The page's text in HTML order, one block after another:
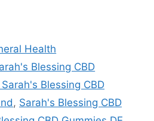
Health
Blessing CBD
Blessing CBD
, Sarah's Blessing CBD